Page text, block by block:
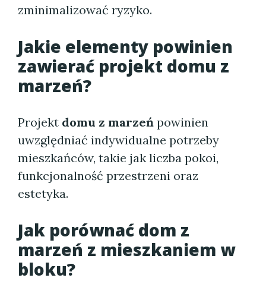
zminimalizować ryzyko.
Jakie elementy powinien
zawierać projekt domu z
marzeń?
Projekt domu z marzeń powinien
uwzględniać indywidualne potrzeby
mieszkańców, takie jak liczba pokoi,
funkcjonalność przestrzeni oraz
estetyka.
Jak porównać dom z
marzeń z mieszkaniem w
bloku?